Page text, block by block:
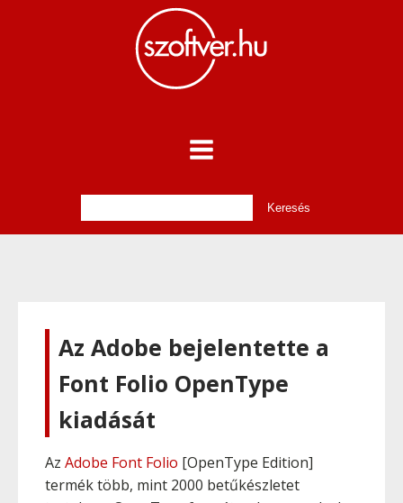
Az Adobe bejelentette a
Font Folio OpenType
kiadását
Az Adobe Font Folio [OpenType Edition]
termék több, mint 2000 betűkészletet